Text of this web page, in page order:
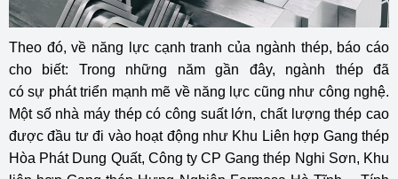
Theo đó, về năng lực cạnh tranh của ngành thép, báo cáo
cho biết: Trong những năm gần đây, ngành thép đã
có sự phát triển mạnh mẽ về năng lực cũng như công nghệ.
Một số nhà máy thép có công suất lớn, chất lượng thép cao
được đầu tư đi vào hoạt động như Khu Liên hợp Gang thép
Hòa Phát Dung Quất, Công ty CP Gang thép Nghi Sơn, Khu